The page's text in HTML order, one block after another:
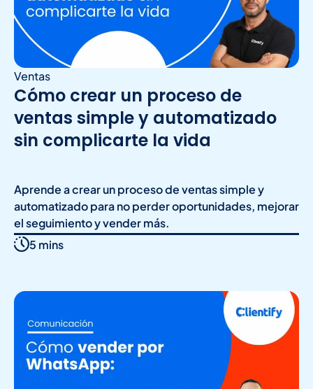
Ventas
Cómo crear un proceso de
ventas simple y automatizado
sin complicarte la vida
Aprende a crear un proceso de ventas simple y
automatizado para no perder oportunidades, mejorar
el seguimiento y vender más.
5 mins